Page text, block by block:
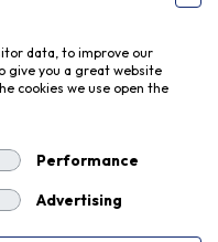
data, to improve our
give you a great website
cookies we use open the
Performance
Advertising